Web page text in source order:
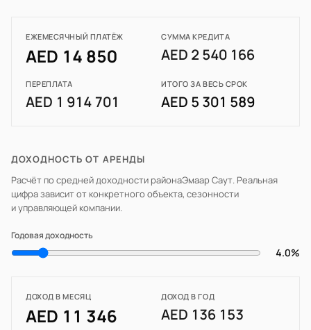
ЕЖЕМЕСЯЧНЫЙ ПЛАТЁЖ
AED 14 850
СУММА КРЕДИТА
AED 2 540 166
ПЕРЕПЛАТА
AED 1 914 701
ИТОГО ЗА ВЕСЬ СРОК
AED 5 301 589
ДОХОДНОСТЬ ОТ АРЕНДЫ
Расчёт по средней доходности районаЭмаар Саут. Реальная
цифра зависит от конкретного объекта, сезонности
и управляющей компании.
Годовая доходность
4.0%
ДОХОД В МЕСЯЦ
AED 11 346
ДОХОД В ГОД
AED 136 153